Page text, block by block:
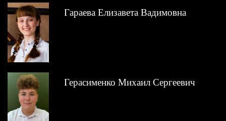
Гараева Елизавета Вадимовна
Герасименко Михаил Сергеевич